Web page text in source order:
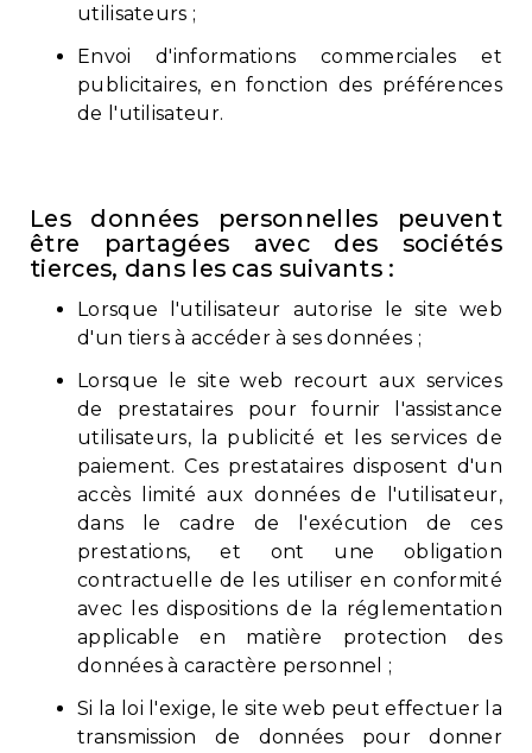
utilisateurs ;
Envoi d'informations commerciales et
publicitaires, en fonction des préférences
de l'utilisateur.
Les données personnelles peuvent
être partagées avec des sociétés
tierces, dans les cas suivants :
Lorsque l'utilisateur autorise le site web
d'un tiers à accéder à ses données ;
Lorsque le site web recourt aux services
de prestataires pour fournir l'assistance
utilisateurs, la publicité et les services de
paiement. Ces prestataires disposent d'un
accès limité aux données de l'utilisateur,
dans le cadre de l'exécution de ces
prestations, et ont une obligation
contractuelle de les utiliser en conformité
avec les dispositions de la réglementation
applicable en matière protection des
données à caractère personnel ;
Si la loi l'exige, le site web peut effectuer la
transmission de données pour donner